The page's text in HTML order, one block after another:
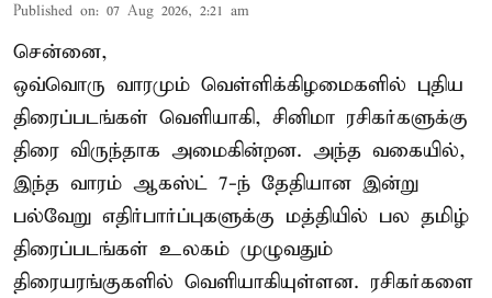
Published on: 07 Aug 2026, 2:21 am
சென்னை,
ஒவ்வொரு வாரமும் வெள்ளிக்கிழமைகளில் புதிய
திரைப்படங்கள் வெளியாகி, சினிமா ரசிகர்களுக்கு
திரை விருந்தாக அமைகின்றன. அந்த வகையில்,
இந்த வாரம் ஆகஸ்ட் 7-ந் தேதியான இன்று
பல்வேறு எதிர்பார்ப்புகளுக்கு மத்தியில் பல தமிழ்
திரைப்படங்கள் உலகம் முழுவதும்
திரையரங்குகளில் வெளியாகியுள்ளன. ரசிகர்களை